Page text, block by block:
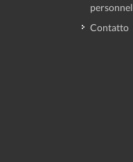
personnel
Contatto